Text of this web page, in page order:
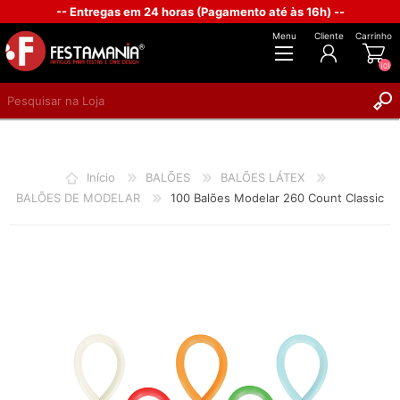
-- Entregas em 24 horas (Pagamento até às 16h) --
Menu Cliente Carrinho
(0)
Início BALÕES
BALÕES LÁTEX
BALÕES DE MODELAR
100 Balões Modelar 260 Count Classic